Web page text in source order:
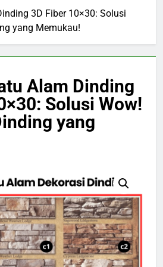
3D Fiber 10×30: Solusi
yang Memukau!
Alam Dinding
Solusi Wow!
yang